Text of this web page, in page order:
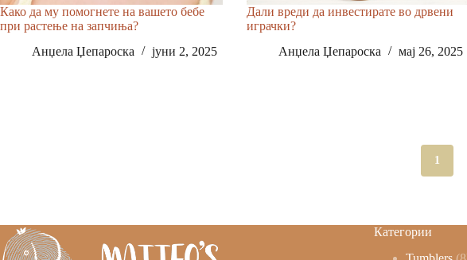
Како да му помогнете на вашето бебе
при растење на запчиња?
Анџела Џепароска
јуни 2, 2025
Дали вреди да инвестирате во дрвени
играчки?
Анџела Џепароска
мај 26, 2025
1
Категории